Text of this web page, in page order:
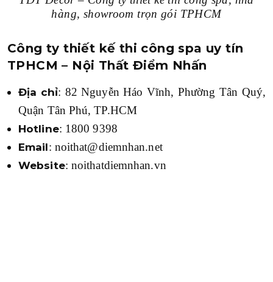
hàng, showroom trọn gói TPHCM
Công ty thiết kế thi công spa uy tín
TPHCM – Nội Thất Điểm Nhấn
Địa chỉ: 82 Nguyễn Háo Vĩnh, Phường Tân Quý,
Quận Tân Phú, TP.HCM
Hotline: 1800 9398
Email: noithat@diemnhan.net
Website: noithatdiemnhan.vn